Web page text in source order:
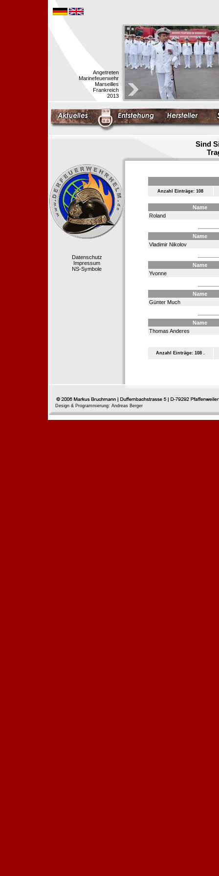
Angetreten
Marinefeuerwehr
Marseilles
Frankreich
2013
Sind
Datenschutz
Impressum
NS-Symbole
Anzahl Einträge: 108
Name
Roland
Name
Vladimir Nikolov
Name
Yvonne
Name
Günter Much
Name
Thomas Anderes
Anzahl Einträge: 108 .
Design & Programmierung: Andreas Berger